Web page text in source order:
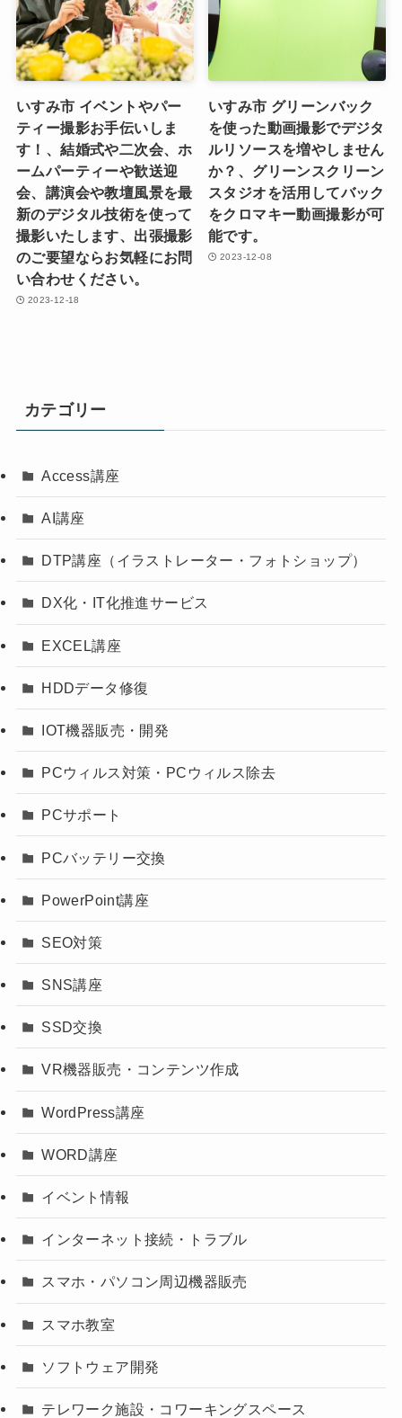
いすみ市 イベントやパー
ティー撮影お手伝いしま
す！、結婚式や二次会、ホ
ームパーティーや歓送迎
会、講演会や教壇風景を最
新のデジタル技術を使って
撮影いたします、出張撮影
のご要望ならお気軽にお問
い合わせください。
2023-12-18
いすみ市 グリーンバック
を使った動画撮影でデジタ
ルリソースを増やしません
か？、グリーンスクリーン
スタジオを活用してバック
をクロマキー動画撮影が可
能です。
2023-12-08
カテゴリー
Access講座
AI講座
DTP講座（イラストレーター・フォトショップ）
DX化・IT化推進サービス
EXCEL講座
HDDデータ修復
IOT機器販売・開発
PCウィルス対策・PCウィルス除去
PCサポート
PCバッテリー交換
PowerPoint講座
SEO対策
SNS講座
SSD交換
VR機器販売・コンテンツ作成
WordPress講座
WORD講座
イベント情報
インターネット接続・トラブル
スマホ・パソコン周辺機器販売
スマホ教室
ソフトウェア開発
テレワーク施設・コワーキングスペース